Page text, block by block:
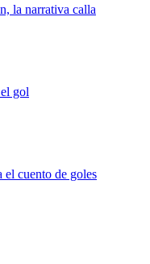
la narrativa calla
gol
cuento de goles